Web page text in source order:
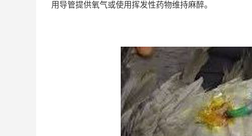
用导管提供氧气或使用挥发性药物维持麻醉。